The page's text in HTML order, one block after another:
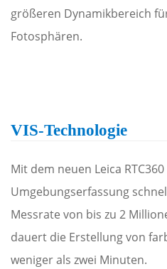
größeren Dynamikbereich
Fotosphären.
VIS-Technologie
Mit dem neuen Leica
Umgebungserfassung
Messrate von bis zu 2
dauert die Erstellung von
weniger als zwei Minuten.